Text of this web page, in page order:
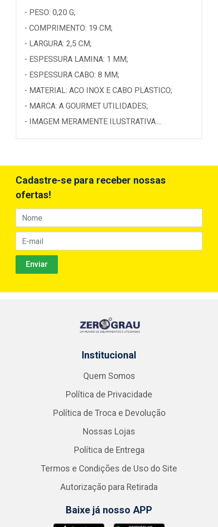
- PESO: 0,20 G;
- COMPRIMENTO: 19 CM;
- LARGURA: 2,5 CM;
- ESPESSURA LAMINA: 1 MM;
- ESPESSURA CABO: 8 MM;
- MATERIAL: ACO INOX E CABO PLASTICO;
- MARCA: A GOURMET UTILIDADES;
- IMAGEM MERAMENTE ILUSTRATIVA....
Cadastre-se para receber nossas
ofertas!
Institucional
Quem Somos
Política de Privacidade
Política de Troca e Devolução
Nossas Lojas
Política de Entrega
Termos e Condições de Uso do Site
Autorização para Retirada
Baixe já nosso APP